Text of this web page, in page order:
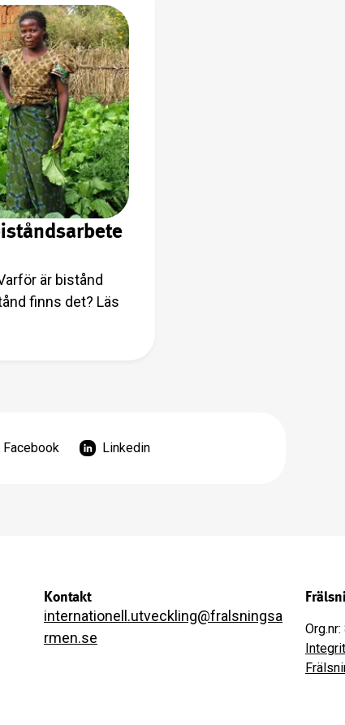
är bistånd
finns det? Läs
Facebook Linkedin
Kontakt
internationell.utveckling@fralsningsa
rmen.se